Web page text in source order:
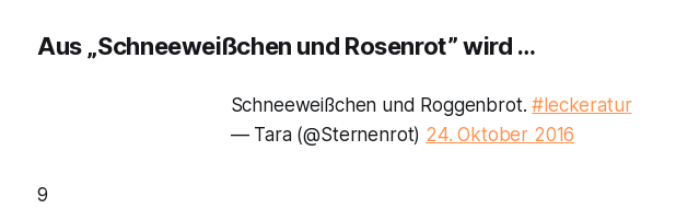
Aus „Schneeweißchen und Rosenrot” wird …
Schneeweißchen und Roggenbrot.#leckeratur
— Tara (@Sternenrot) 24. Oktober 2016
9